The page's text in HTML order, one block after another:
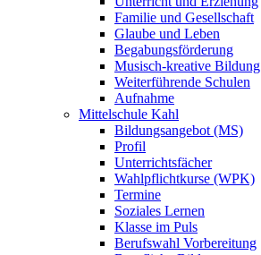
Familie und Gesellschaft
Glaube und Leben
Begabungsförderung
Musisch-kreative Bildung
Weiterführende Schulen
Aufnahme
Mittelschule Kahl
Bildungsangebot (MS)
Profil
Unterrichtsfächer
Wahlpflichtkurse (WPK)
Termine
Soziales Lernen
Klasse im Puls
Berufswahl Vorbereitung